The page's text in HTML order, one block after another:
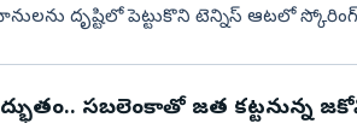
దృష్టిలో పెట్టుకొని టెన్నిస్ ఆట‌లో
స‌బ‌లెంకాతో జ‌త క‌ట్ట‌నున్న